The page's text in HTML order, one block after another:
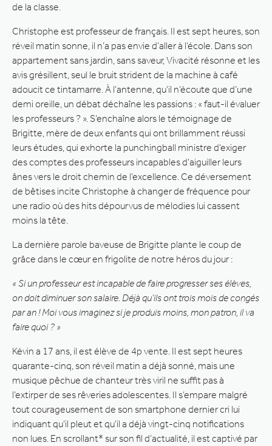
de la classe.
Christophe est professeur de français. Il est sept heures, son
réveil matin sonne, il n’a pas envie d’aller à l’école. Dans son
appartement sans jardin, sans saveur, Vivacité résonne et les
avis grésillent, seul le bruit strident de la machine à café
adoucit ce tintamarre. À l’antenne, qu’il n’écoute que d’une
demi oreille, un débat déchaîne les passions : « faut-il évaluer
les professeurs ? ». S’enchaîne alors le témoignage de
Brigitte, mère de deux enfants qui ont brillamment réussi
leurs études, qui exhorte la punchingball ministre d’exiger
des comptes des professeurs incapables d’aiguiller leurs
ânes vers le droit chemin de l’excellence. Ce déversement
de bêtises incite Christophe à changer de fréquence pour
une radio où des hits dépourvus de mélodies lui cassent
moins la tête.
La dernière parole baveuse de Brigitte plante le coup de
grâce dans le cœur en frigolite de notre héros du jour :
« Si un professeur est incapable de faire progresser ses élèves,
on doit diminuer son salaire. Déjà qu’ils ont trois mois de congés
par an ! Moi vous imaginez si je produis moins, mon patron, il va
faire quoi ? »
Kévin a 17 ans, il est élève de 4p vente. Il est sept heures
quarante-cinq, son réveil matin a déjà sonné, mais une
musique pêchue de chanteur très viril ne suffit pas à
l’extirper de ses rêveries adolescentes. Il s’empare malgré
tout courageusement de son smartphone dernier cri lui
indiquant qu’il pleut et qu’il a déjà vingt-cinq notifications
non lues. En scrollant* sur son fil d’actualité, il est captivé par